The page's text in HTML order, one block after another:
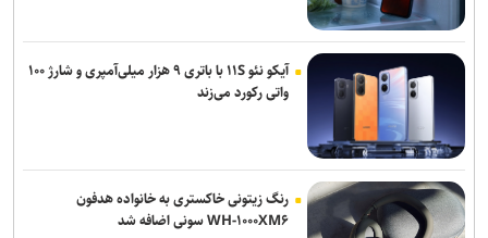
آیکو نئو ۱۱S با باتری ۹ هزار میلی‌آمپری و شارژ ۱۰۰
واتی رکورد می‌زند
رنگ زیتونی خاکستری به خانواده هدفون
WH-۱۰۰۰XM۶ سونی اضافه شد